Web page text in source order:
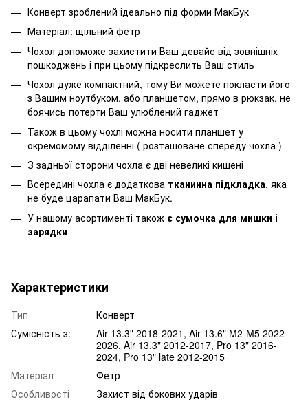
Конверт зроблений ідеально під форми МакБук
Матеріал: щільний фетр
Чохол допоможе захистити Ваш девайс від зовнішніх
пошкоджень і при цьому підкреслить Ваш стиль
Чохол дуже компактний, тому Ви можете покласти його
з Вашим ноутбуком, або планшетом, прямо в рюкзак, не
боячись потерти Ваш улюблений гаджет
Також в цьому чохлі можна носити планшет у
окремомому відділенні ( розташоване спереду чохла )
З задньої сторони чохла є дві невеликі кишені
Всередині чохла є додаткова тканинна підкладка, яка
не буде царапати Ваш МакБук.
У нашому асортименті також є сумочка для мишки і
зарядки
Характеристики
Тип
Конверт
Сумісність з:
Air 13.3" 2018-2021, Air 13.6" M2-M5 2022-
2026, Air 13.3" 2012-2017, Pro 13" 2016-
2024, Pro 13" late 2012-2015
Матеріал
Фетр
Особливості
Захист від бокових ударів